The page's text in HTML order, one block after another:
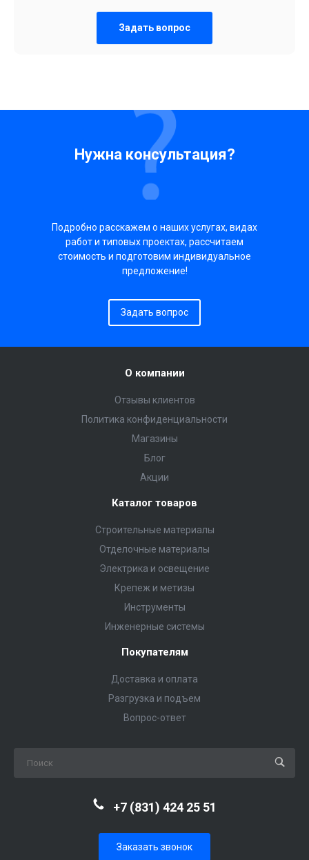
Задать вопрос
Нужна консультация?
Подробно расскажем о наших услугах, видах
работ и типовых проектах, рассчитаем
стоимость и подготовим индивидуальное
предложение!
Задать вопрос
О компании
Отзывы клиентов
Политика конфиденциальности
Магазины
Блог
Акции
Каталог товаров
Строительные материалы
Отделочные материалы
Электрика и освещение
Крепеж и метизы
Инструменты
Инженерные системы
Покупателям
Доставка и оплата
Разгрузка и подъем
Вопрос-ответ
+7 (831) 424 25 51
Заказать звонок